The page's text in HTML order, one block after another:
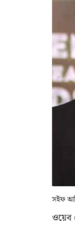
সইফ
ওয়েব